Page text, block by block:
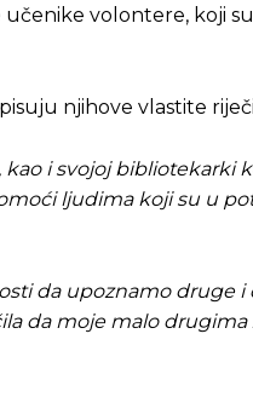
volontere, koji
njihove vlastite
i svojoj bibliotekarki
ljudima koji su u
da upoznamo druge
da moje malo drugima